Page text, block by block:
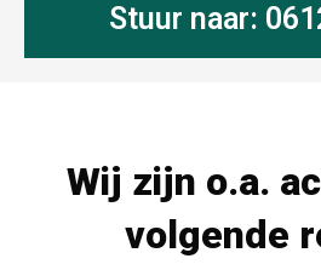
Stuur naar:
Wij zijn o.a.
volgende